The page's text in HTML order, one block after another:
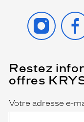
INSTAGRAM
Restez
offres
Name
Votre adresse e-
(Ce
champ
est
obligatoire)